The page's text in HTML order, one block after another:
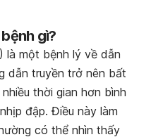
gì?
là một bệnh lý về dẫn
dẫn truyền trở nên bất
thời gian hơn bình
đập. Điều này làm
có thể nhìn thấy